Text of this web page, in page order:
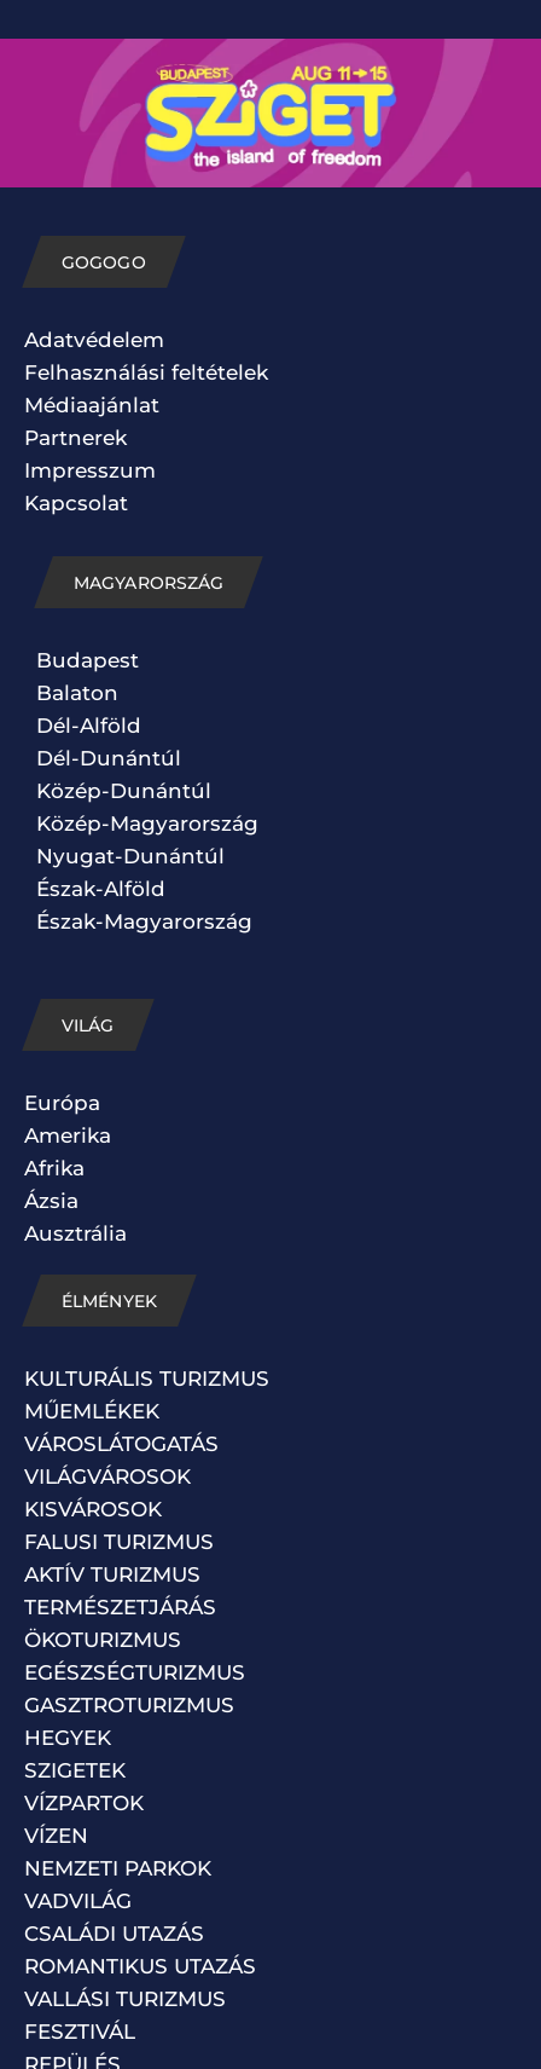
GOGOGO
Adatvédelem
Felhasználási feltételek
Médiaajánlat
Partnerek
Impresszum
Kapcsolat
MAGYARORSZÁG
Budapest
Balaton
Dél-Alföld
Dél-Dunántúl
Közép-Dunántúl
Közép-Magyarország
Nyugat-Dunántúl
Észak-Alföld
Észak-Magyarország
VILÁG
Európa
Amerika
Afrika
Ázsia
Ausztrália
ÉLMÉNYEK
KULTURÁLIS TURIZMUS
MŰEMLÉKEK
VÁROSLÁTOGATÁS
VILÁGVÁROSOK
KISVÁROSOK
FALUSI TURIZMUS
AKTÍV TURIZMUS
TERMÉSZETJÁRÁS
ÖKOTURIZMUS
EGÉSZSÉGTURIZMUS
GASZTROTURIZMUS
HEGYEK
SZIGETEK
VÍZPARTOK
VÍZEN
NEMZETI PARKOK
VADVILÁG
CSALÁDI UTAZÁS
ROMANTIKUS UTAZÁS
VALLÁSI TURIZMUS
FESZTIVÁL
REPÜLÉS